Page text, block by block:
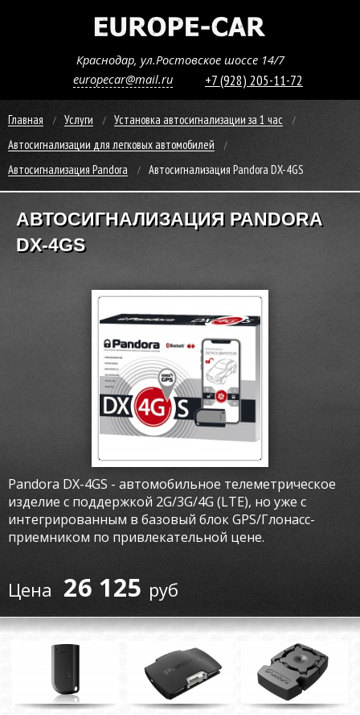
Краснодар, ул.Ростовское шоссе 14/7
europecar@mail.ru
+7 (928) 205-11-72
Главная Услуги
Установка автосигнализации за 1 час
Автосигнализации для легковых автомобилей
Автосигнализация Pandora
Автосигнализация Pandora DX-4GS
АВТОСИГНАЛИЗАЦИЯ PANDORA
DX-4GS
Pandora DX-4GS - автомобильное телеметрическое
изделие с поддержкой 2G/3G/4G (LTE), но уже с
интегрированным в базовый блок GPS/Глонасс-
приемником по привлекательной цене.
26 125 руб